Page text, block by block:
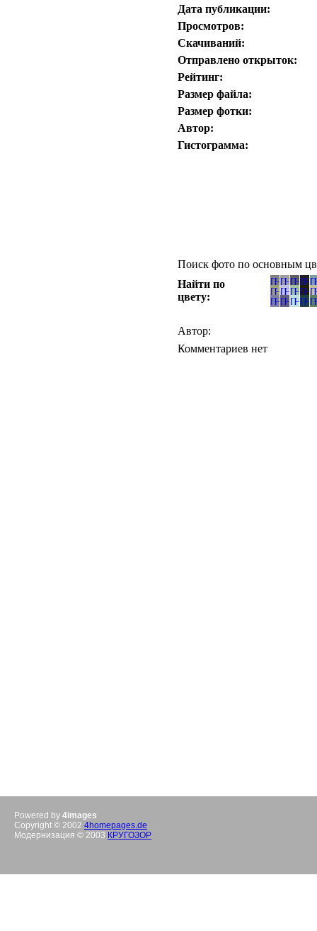
Дата публикации:
Просмотров:
Скачиваний:
Отправлено открыток:
Рейтинг:
Размер файла:
Размер фотки:
Автор:
Гистограмма:
Поиск фото по основным
Найти по
цвету:
Автор:
Комментариев нет
Powered by 4images
Copyright © 2002 4homepages.de
Модернизация © 2003 КРУГОЗОР